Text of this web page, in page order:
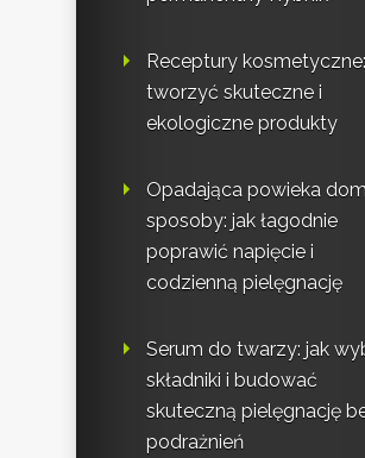
Receptury
tworzyć skuteczne i
ekologiczne produkty
Opadająca powieka
sposoby: jak łagodnie
poprawić napięcie i
codzienną pielęgnację
Serum do twarzy: jak
składniki i budować
skuteczną pielęgnację
podrażnień